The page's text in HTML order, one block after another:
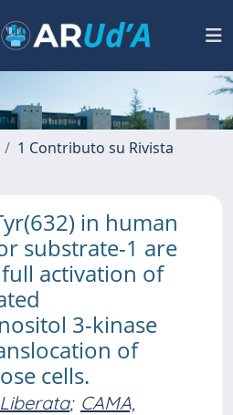
1 Contributo su Rivista
in human
substrate-1 are
activation of
3-kinase
of
cells.
Liberata; CAMA,